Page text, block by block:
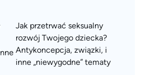
Jak przetrwać seksualny
rozwój Twojego dziecka?
Antykoncepcja, związki, i
inne „niewygodne” tematy